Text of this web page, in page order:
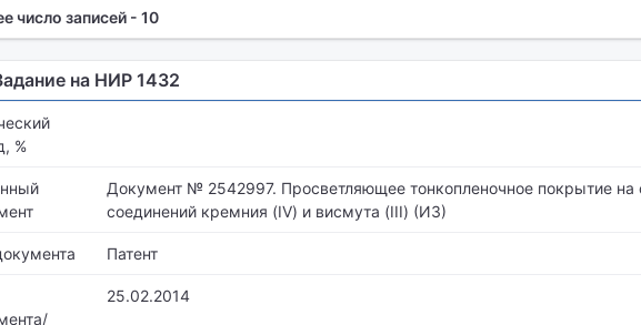
число записей - 10
на НИР 1432
%
Документ № 2542997. Просветляющее тонкопленочное покрытие на
соединений кремния (IV) и висмута (III) (ИЗ)
Патент
25.02.2014